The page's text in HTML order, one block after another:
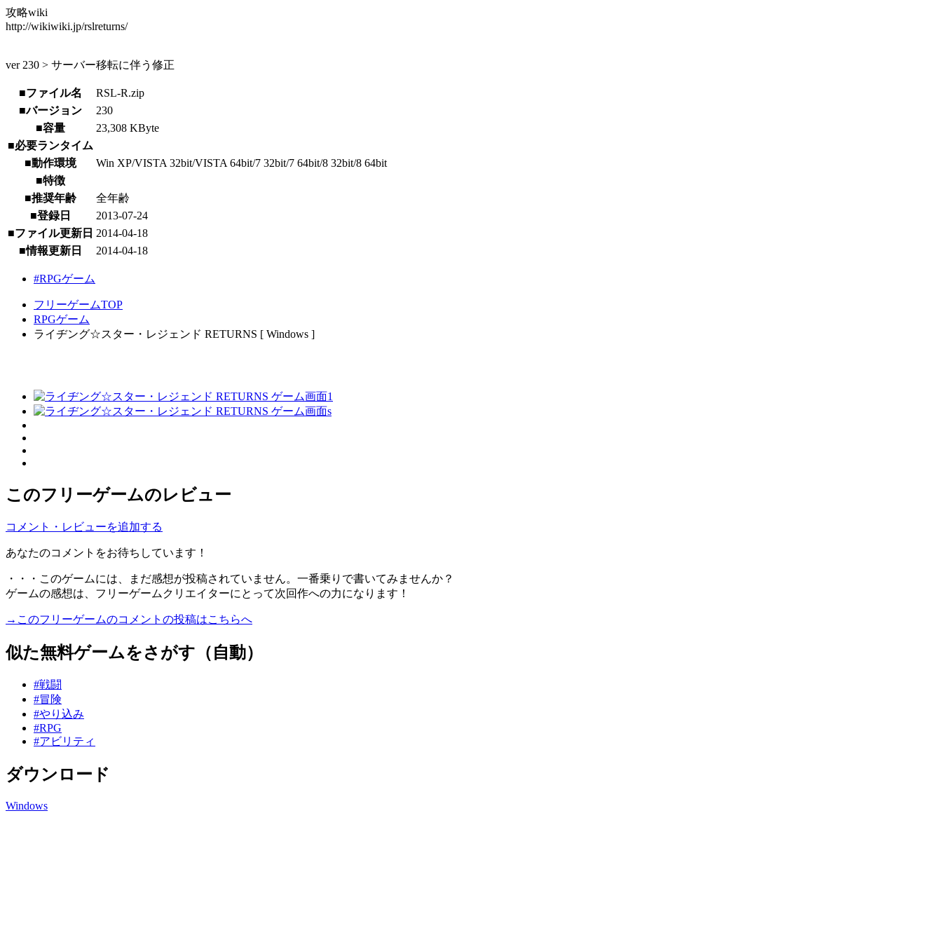
攻略wiki
http://wikiwiki.jp/rslreturns/
ver 230 > サーバー移転に伴う修正
■ファイル名
RSL-R.zip
■バージョン
230
■容量
23,308 KByte
■必要ランタイム
■動作環境
Win XP/VISTA 32bit/VISTA 64bit/7 32bit/7 64bit/8 32bit/8 64bit
■特徴
■推奨年齢
全年齢
■登録日
2013-07-24
■ファイル更新日 2014-04-18
■情報更新日
2014-04-18
#RPGゲーム
フリーゲームTOP
RPGゲーム
ライヂング☆スター・レジェンド RETURNS [ Windows ]
このフリーゲームのレビュー
コメント・レビューを追加する
あなたのコメントをお待ちしています！
・・・このゲームには、まだ感想が投稿されていません。一番乗りで書いてみませんか？
ゲームの感想は、フリーゲームクリエイターにとって次回作への力になります！
→このフリーゲームのコメントの投稿はこちらへ
似た無料ゲームをさがす（自動）
#戦闘
#冒険
#やり込み
#RPG
#アビリティ
ダウンロード
Windows